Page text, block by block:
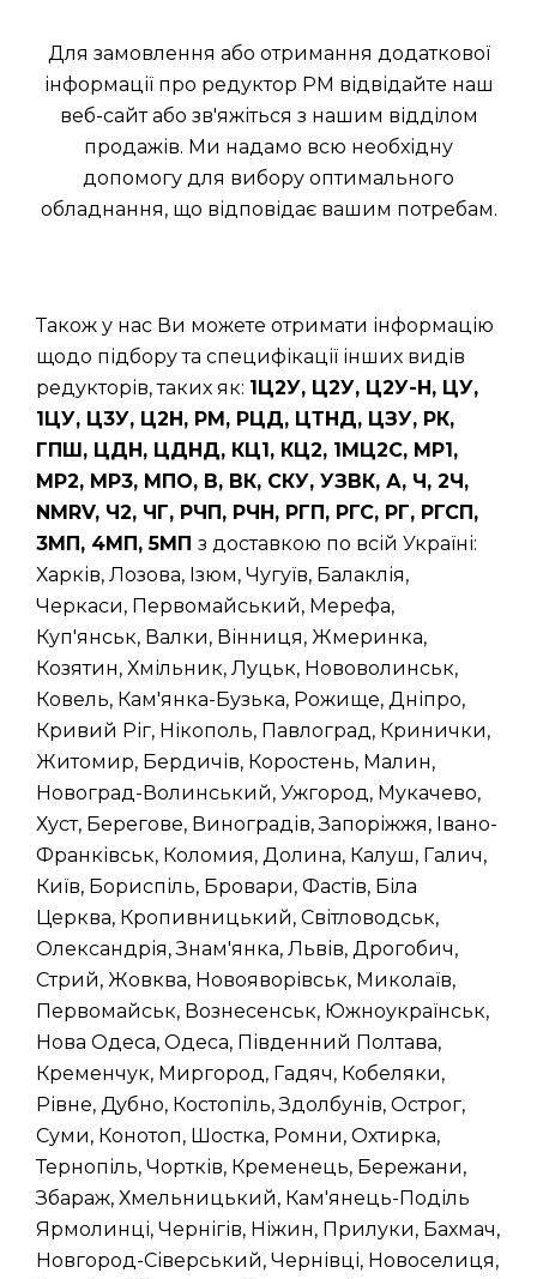
Для замовлення або отримання додаткової
інформації про редуктор РМ відвідайте наш
веб-сайт або зв'яжіться з нашим відділом
продажів. Ми надамо всю необхідну
допомогу для вибору оптимального
обладнання, що відповідає вашим потребам.
Також у нас Ви можете отримати інформацію
щодо підбору та специфікації інших видів
редукторів, таких як: 1Ц2У, Ц2У, Ц2У-Н, ЦУ,
1ЦУ, Ц3У, Ц2Н, РМ, РЦД, ЦТНД, ЦЗУ, РК,
ГПШ, ЦДН, ЦДНД, КЦ1, КЦ2, 1МЦ2С, МР1,
МР2, МР3, МПО, В, ВК, СКУ, УЗВК, А, Ч, 2Ч,
NMRV, Ч2, ЧГ, РЧП, РЧН, РГП, РГС, РГ, РГСП,
3МП, 4МП, 5МП з доставкою по всій Україні:
Харків, Лозова, Ізюм, Чугуїв, Балаклія,
Черкаси, Первомайський, Мерефа,
Куп'янськ, Валки, Вінниця, Жмеринка,
Козятин, Хмільник, Луцьк, Нововолинськ,
Ковель, Кам'янка-Бузька, Рожище, Дніпро,
Кривий Ріг, Нікополь, Павлоград, Кринички,
Житомир, Бердичів, Коростень, Малин,
Новоград-Волинський, Ужгород, Мукачево,
Хуст, Берегове, Виноградів, Запоріжжя, Івано-
Франківськ, Коломия, Долина, Калуш, Галич,
Київ, Бориспіль, Бровари, Фастів, Біла
Церква, Кропивницький, Світловодськ,
Олександрія, Знам'янка, Львів, Дрогобич,
Стрий, Жовква, Новояворівськ, Миколаїв,
Первомайськ, Вознесенськ, Южноукраїнськ,
Нова Одеса, Одеса, Південний Полтава,
Кременчук, Миргород, Гадяч, Кобеляки,
Рівне, Дубно, Костопіль, Здолбунів, Острог,
Суми, Конотоп, Шостка, Ромни, Охтирка,
Тернопіль, Чортків, Кременець, Бережани,
Збараж, Хмельницький, Кам'янець-Поділь
Ярмолинці, Чернігів, Ніжин, Прилуки, Бахмач,
Новгород-Сіверський, Чернівці, Новоселиця,